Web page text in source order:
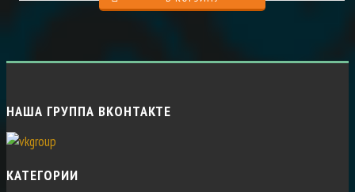
НАША ГРУППА ВКОНТАКТЕ
КАТЕГОРИИ